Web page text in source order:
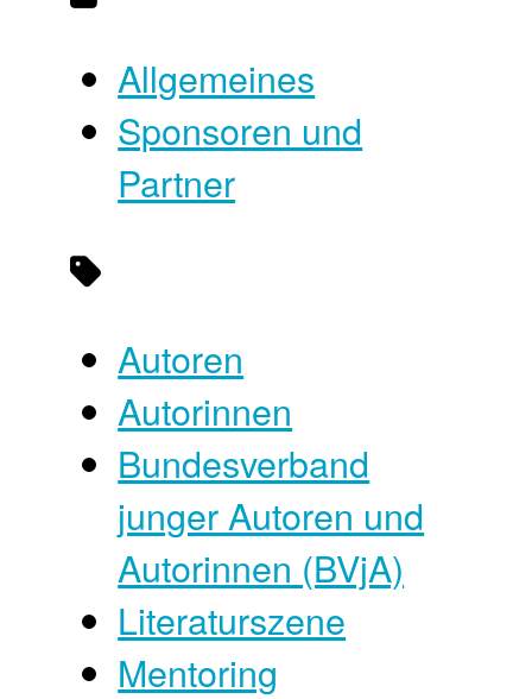
Allgemeines
Sponsoren und
Partner
Autoren
Autorinnen
Bundesverband
junger Autoren und
Autorinnen (BVjA)
Literaturszene
Mentoring